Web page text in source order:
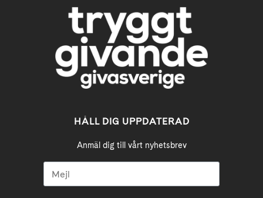
HÅLL DIG UPPDATERAD
Anmäl dig till vårt nyhetsbrev